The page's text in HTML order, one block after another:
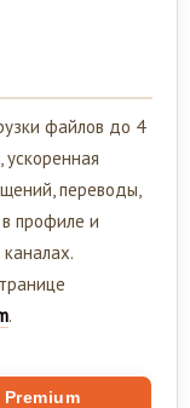
файлов до 4
ускоренная
переводы,
профиле и
.
Premium